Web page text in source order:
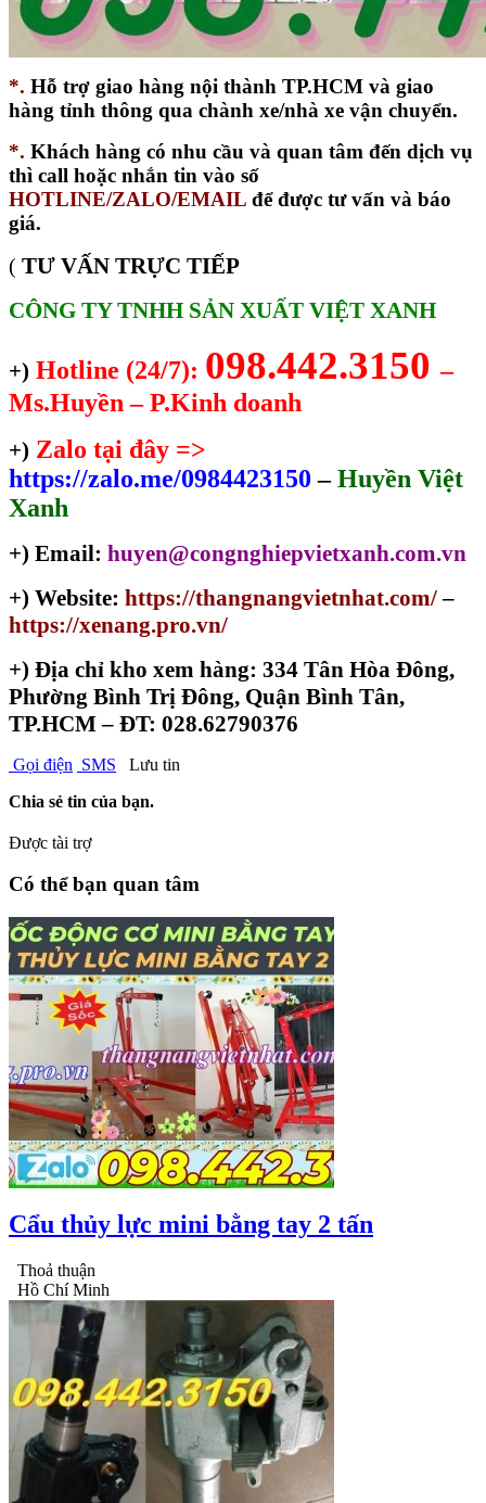
*. Hỗ trợ giao hàng nội thành TP.HCM và giao
hàng tỉnh thông qua chành xe/nhà xe vận chuyển.
*. Khách hàng có nhu cầu và quan tâm đến dịch vụ
thì call hoặc nhắn tin vào số
HOTLINE/ZALO/EMAIL để được tư vấn và báo
giá.
( TƯ VẤN TRỰC TIẾP
CÔNG TY TNHH SẢN XUẤT VIỆT XANH
+) Hotline (24/7): 098.442.3150–
Ms.Huyền – P.Kinh doanh
+) Zalo tại đây =>
https://zalo.me/0984423150 –Huyền Việt
Xanh
+) Email: huyen@congnghiepvietxanh.com.vn
+) Website: https://thangnangvietnhat.com/–
https://xenang.pro.vn/
+) Địa chỉ kho xem hàng: 334 Tân Hòa Đông,
Phường Bình Trị Đông, Quận Bình Tân,
TP.HCM – ĐT: 028.62790376
Gọi điện SMS
Lưu tin
Chia sẻ tin của bạn.
Được tài trợ
Có thể bạn quan tâm
Cẩu thủy lực mini bằng tay 2 tấn
Thoả thuận
Hồ Chí Minh